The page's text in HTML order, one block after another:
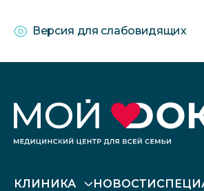
Версия для слабовидящих
КЛИНИКА НОВОСТИ